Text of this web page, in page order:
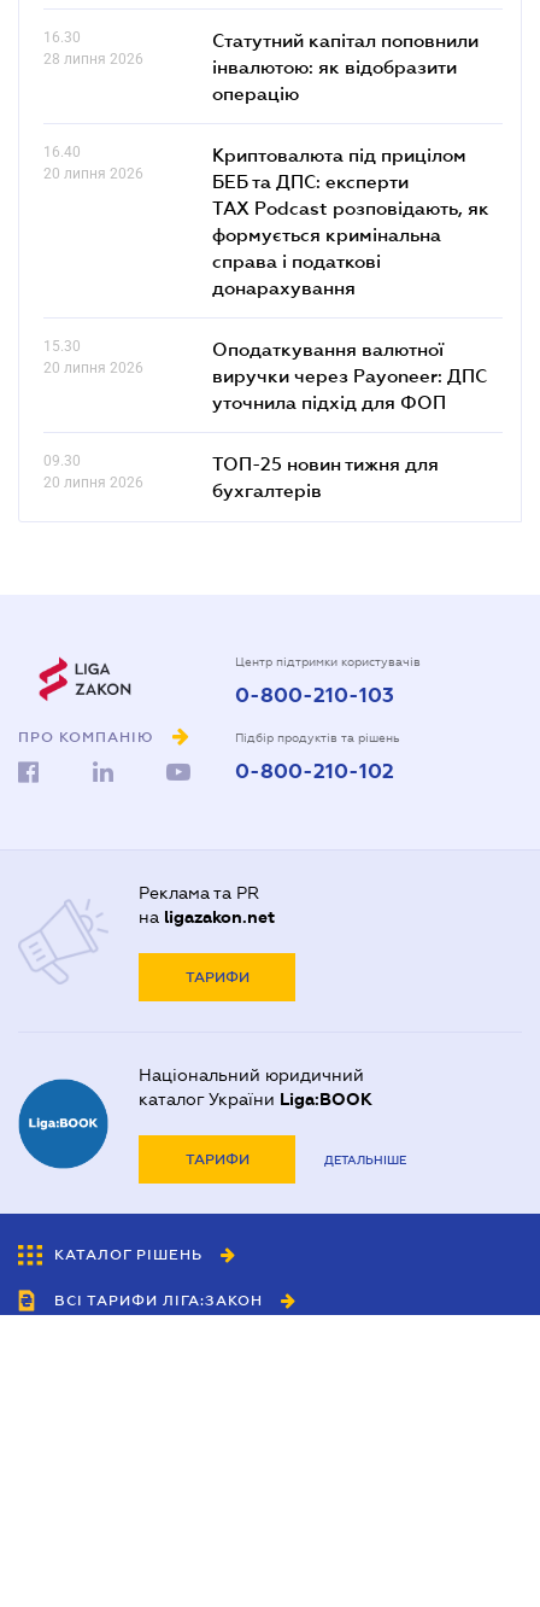
16.30
28 липня 2026
Статутний капітал поповнили
інвалютою: як відобразити
операцію
16.40
20 липня 2026
Криптовалюта під прицілом
БЕБ та ДПС: експерти
TAX Podcast розповідають, як
формується кримінальна
справа і податкові
донарахування
15.30
20 липня 2026
Оподаткування валютної
виручки через Payoneer: ДПС
уточнила підхід для ФОП
09.30
20 липня 2026
ТОП-25 новин тижня для
бухгалтерів
ПРО КОМПАНІЮ
Центр підтримки користувачів
0-800-210-103
Підбір продуктів та рішень
0-800-210-102
Реклама та PR
на ligazakon.net
ТАРИФИ
Національний юридичний
каталог України Liga:BOOK
ТАРИФИ ДЕТАЛЬНІШЕ
КАТАЛОГ РІШЕНЬ
ВСІ ТАРИФИ ЛІГА:ЗАКОН